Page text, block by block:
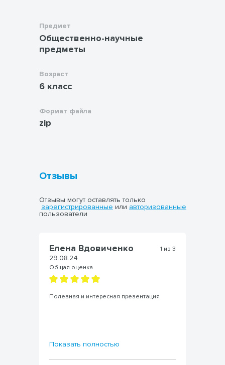
Предмет
Общественно-научные
предметы
Возраст
6 класс
Формат файла
zip
Отзывы
Отзывы могут оставлять только
зарегистрированные или авторизованные
пользователи
1 из 3
Елена Вдовиченко
29.08.24
Общая оценка
Полезная и интересная презентация
Показать полностью